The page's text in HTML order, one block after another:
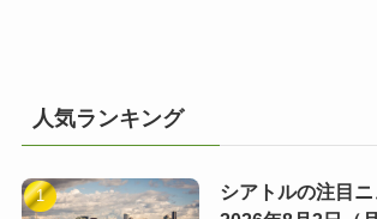
人気ランキング
シアトルの注目ニ